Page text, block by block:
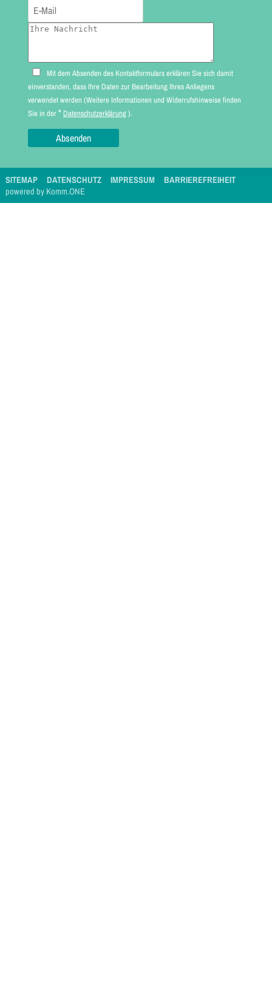
Mit dem Absenden des Kontaktformulars erklären Sie sich damit
einverstanden, dass Ihre Daten zur Bearbeitung Ihres Anliegens
verwendet werden (Weitere Informationen und Widerrufshinweise finden
Sie in der* Datenschutzerklärung).
SITEMAP DATENSCHUTZ IMPRESSUM
BARRIEREFREIHEIT
powered by Komm.ONE